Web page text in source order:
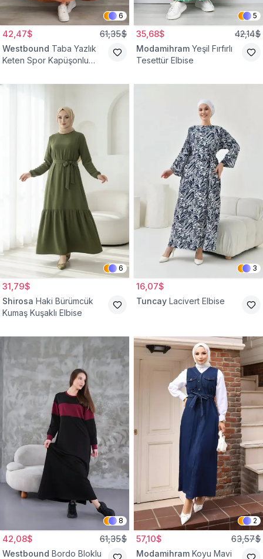
6
42,47$ 61,35$
Westbound Taba Yazlık
Keten Spor Kapüşonlu
Tesettür Elbise
5
35,68$ 42,14$
Modamihram Yeşil Fırfırlı
Tesettür Elbise
6
31,79$
Shirosa Haki Bürümcük
Kumaş Kuşaklı Elbise
3
16,07$
Tuncay Lacivert Elbise
8
42,08$ 61,35$
Westbound Bordo Bloklu
2
57,10$ 63,57$
Modamihram Koyu Mavi